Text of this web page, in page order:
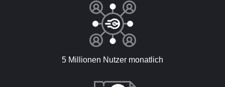
5 Millionen Nutzer monatlich